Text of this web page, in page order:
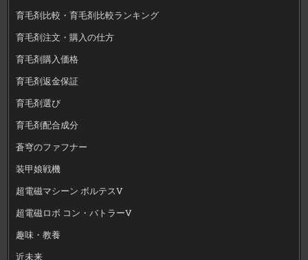
育毛剤比較・育毛剤比較ランキング
育毛剤注文・購入の仕方
育毛剤購入価格
育毛剤返金保証
育毛剤選び
育毛剤配合成分
蒼穹のファフナー
装甲娘戦機
超電磁マシーン ボルテスV
超電磁ロボ コン・バトラーV
趣味・教養
近未来